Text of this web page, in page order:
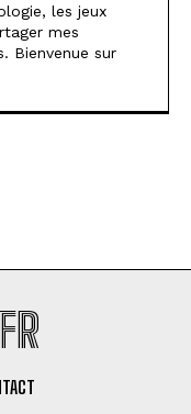
les jeux
mes
Bienvenue sur